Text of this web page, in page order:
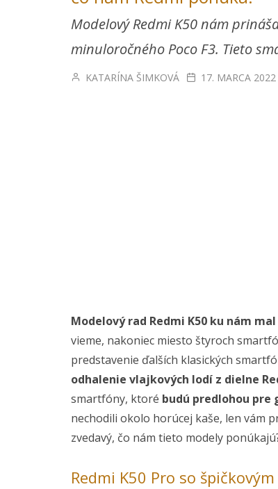
Modelový Redmi K50 nám
minuloročného Poco F3. Tieto
KATARÍNA ŠIMKOVÁ 17. MARCA 2022
Modelový rad Redmi K50 ku nám
vieme, nakoniec miesto štyroch
predstavenie ďalších klasických
odhalenie vlajkových lodí z dielne
smartfóny, ktoré budú predlohou pre
nechodili okolo horúcej kaše, len vám
zvedavý, čo nám tieto modely
Redmi K50 Pro so